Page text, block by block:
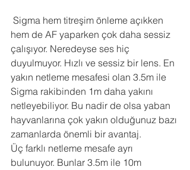
hem de AF yaparken çok daha sessiz
çalışıyor. Neredeyse ses hiç
duyulmuyor. Hızlı ve sessiz bir lens. En
yakın netleme mesafesi olan 3.5m ile
Sigma rakibinden 1m daha yakını
netleyebiliyor. Bu nadir de olsa yaban
hayvanlarına çok yakın olduğunuz bazı
zamanlarda önemli bir avantaj.
Üç farklı netleme mesafe ayrı
bulunuyor. Bunlar 3.5m ile 10m